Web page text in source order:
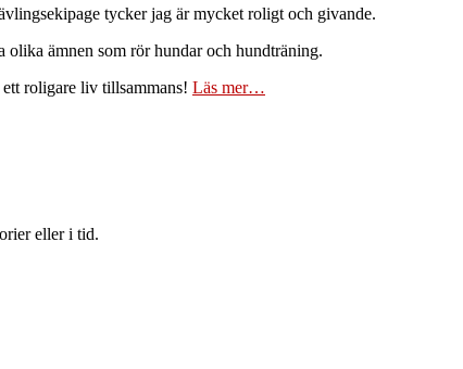
tycker jag är mycket roligt och givande.
olika ämnen som rör hundar och hundträning.
roligare liv tillsammans! Läs mer…
eller i tid.